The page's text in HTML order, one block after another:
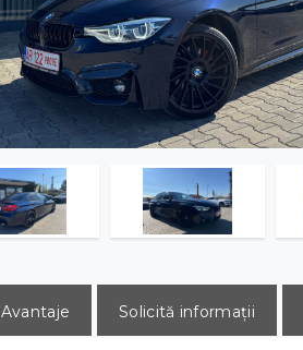
Avantaje Solicită informații